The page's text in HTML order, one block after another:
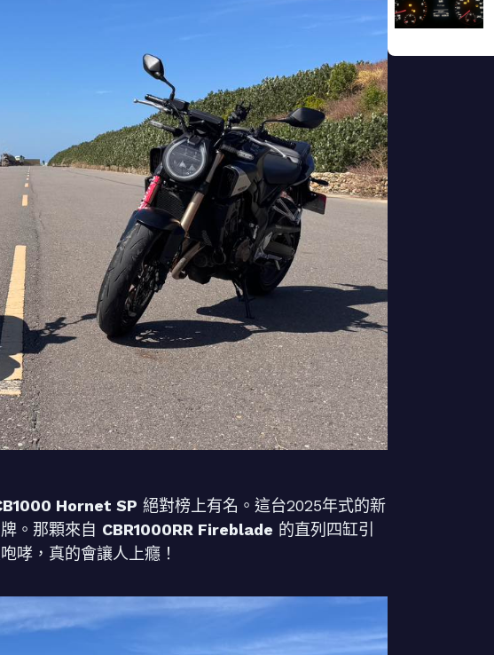
Hornet SP 絕對榜上有名。這台2025年式的新
。那顆來自 CBR1000RR Fireblade 的直列四缸引
哮，真的會讓人上癮！